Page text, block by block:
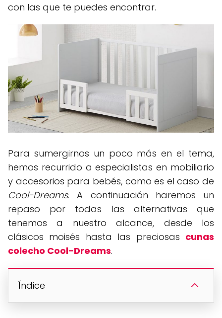
con las que te puedes encontrar.
Para sumergirnos un poco más en el tema,
hemos recurrido a especialistas en mobiliario
y accesorios para bebés, como es el caso de
Cool-Dreams. A continuación haremos un
repaso por todas las alternativas que
tenemos a nuestro alcance, desde los
clásicos moisés hasta las preciosas cunas
colecho Cool-Dreams.
Índice